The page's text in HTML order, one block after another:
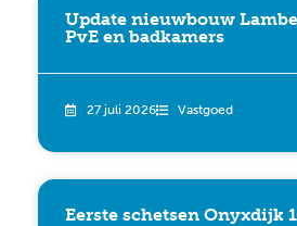
Update nieuwbouw
PvE en badkamers
27 juli 2026 Vastgoed
Eerste schetsen Onyxdijk